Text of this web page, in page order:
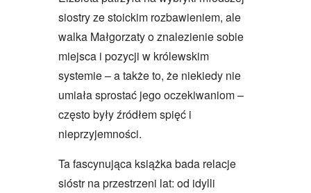
siostry ze stoickim rozbawieniem, ale
walka Małgorzaty o znalezienie sobie
miejsca i pozycji w królewskim
systemie – a także to, że niekiedy nie
umiała sprostać jego oczekiwaniom –
często były źródłem spięć i
nieprzyjemności.
Ta fascynująca książka bada relacje
sióstr na przestrzeni lat: od idylli